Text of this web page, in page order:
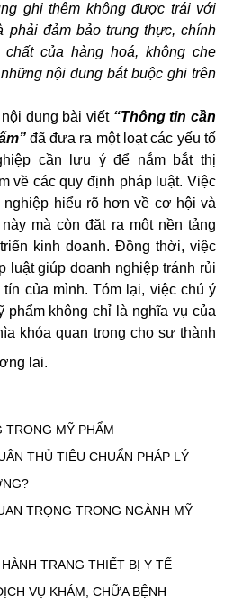
ghi thêm không được trái với
phải đảm bảo trung thực, chính
của hàng hoá, không che
nội dung bắt buộc ghi trên
dung bài viết “Thông tin cần
đã đưa ra một loạt các yếu tố
cần lưu ý để nắm bắt thị
về các quy định pháp luật. Việc
nghiệp hiểu rõ hơn về cơ hội và
mà còn đặt ra một nền tảng
kinh doanh. Đồng thời, việc
luật giúp doanh nghiệp tránh rủi
của mình. Tóm lại, việc chú ý
phẩm không chỉ là nghĩa vụ của
khóa quan trọng cho sự thành
lai.
TRONG MỸ PHẨM
THỦ TIÊU CHUẨN PHÁP LÝ
TRỌNG TRONG NGÀNH MỸ
TRANG THIẾT BỊ Y TẾ
VỤ KHÁM, CHỮA BỆNH